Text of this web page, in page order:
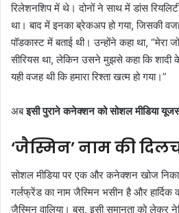
रिलेशनशिप में थे। दोनों ने साथ में डांस रियलिटी
था। बाद में इनका ब्रेकअप हो गया, जिसकी
पॉडकास्ट में बताई थी। उन्होंने कहा था, “मेरा
सीरियस था, लेकिन उसने मुझसे कहा कि
यही वजह थी कि हमारा रिश्ता खत्म हो गया।”
अबइसी पुराने कनेक्शन को सोशल मीडिया
‘जैस्मिन’ नाम की
सोशल मीडिया पर एक और कनेक्शन खोज
गर्लफ्रेंड का नाम जैस्मिन भसीन है और हार्दिक
जैस्मिन वालिया। बस, इसी समानता को लेकर